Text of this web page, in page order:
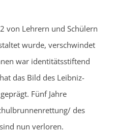
von Lehrern und Schülern
wurde, verschwindet
war identitätsstiftend
das Bild des Leibniz-
Fünf Jahre
des
nun verloren.